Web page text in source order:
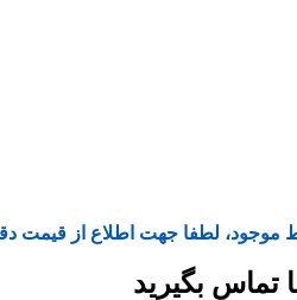
موجود، لطفا جهت اطلاع از قیمت
تماس بگیرید